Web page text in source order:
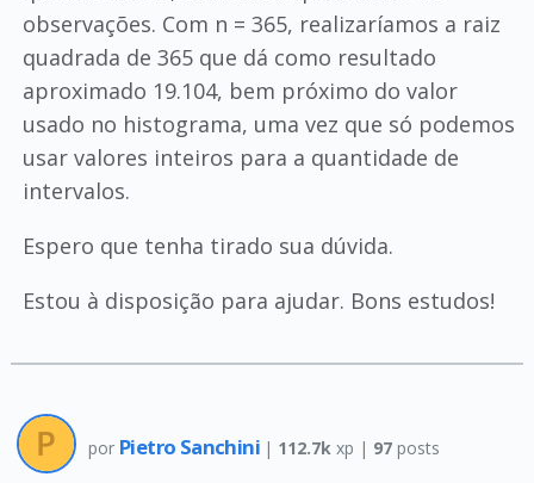
observações. Com n = 365, realizaríamos a raiz
quadrada de 365 que dá como resultado
aproximado 19.104, bem próximo do valor
usado no histograma, uma vez que só podemos
usar valores inteiros para a quantidade de
intervalos.
Espero que tenha tirado sua dúvida.
Estou à disposição para ajudar. Bons estudos!
por Pietro Sanchini | 112.7k xp | 97 posts